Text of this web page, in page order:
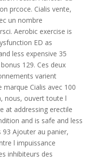
prcoce. Cialis vente,
un nombre
Aerobic exercise is
ED as
less expensive 35
129. Ces deux
varient
Cialis avec 100
nous, ouvert toute l
at addressing erectile
and is safe and less
93 Ajouter au panier,
l impuissance
inhibiteurs des